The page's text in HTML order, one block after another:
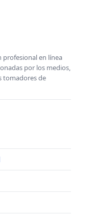
profesional en línea
por los medios,
tomadores de